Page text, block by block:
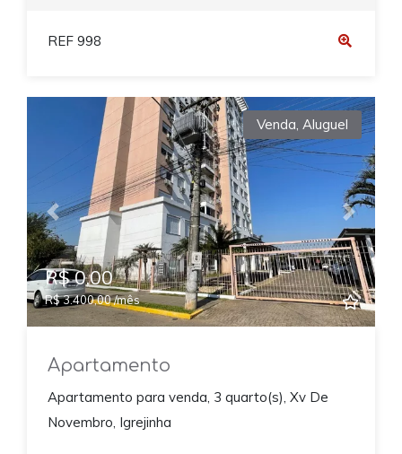
REF 998
Previous Next
Venda, Aluguel
R$ 0,00
R$ 3.400,00 /mês
Apartamento
Apartamento para venda, 3 quarto(s), Xv De
Novembro, Igrejinha